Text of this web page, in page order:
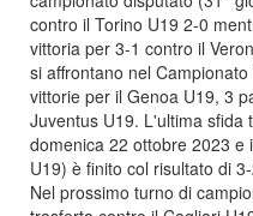
contro il Torino U19 2-0
vittoria per 3-1 contro il
si affrontano nel
vittorie per il Genoa U19, 3
Juventus U19. L'ultima sfida
domenica 22 ottobre 2023 e
U19) è finito col risultato di
Nel prossimo turno di